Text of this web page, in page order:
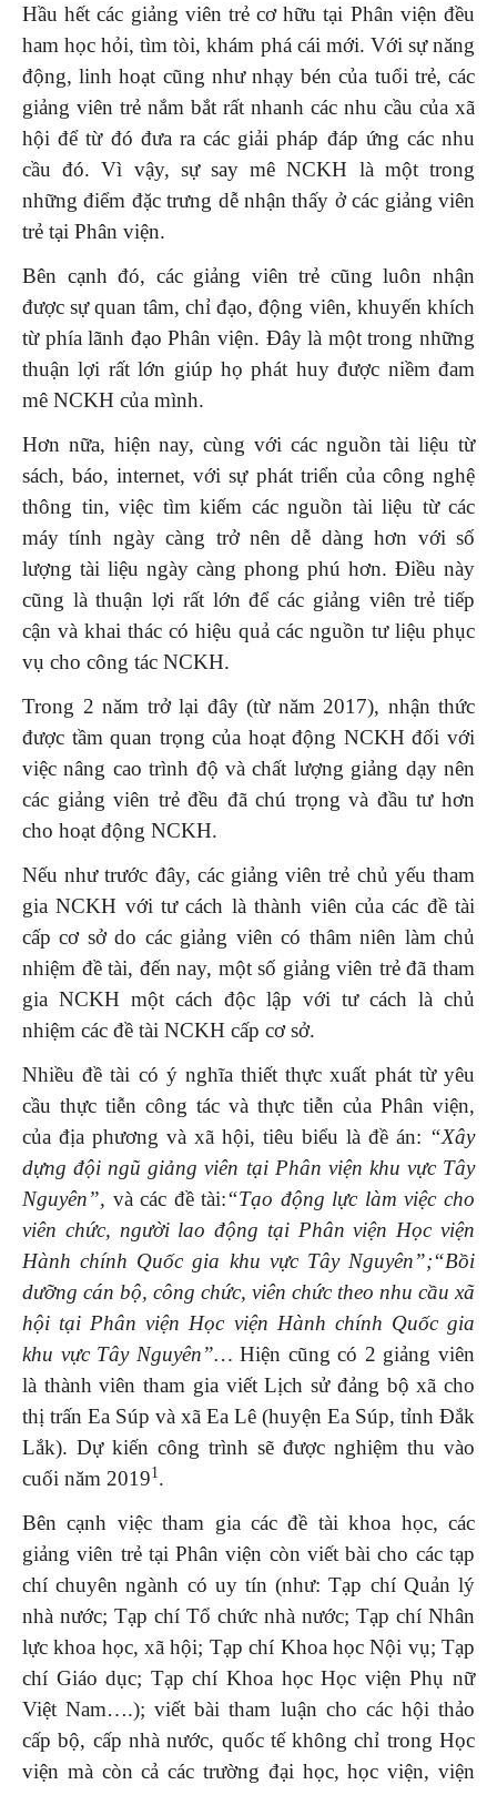
Hầu hết các giảng viên trẻ cơ hữu tại Phân viện đều
ham học hỏi, tìm tòi, khám phá cái mới. Với sự năng
động, linh hoạt cũng như nhạy bén của tuổi trẻ, các
giảng viên trẻ nắm bắt rất nhanh các nhu cầu của xã
hội để từ đó đưa ra các giải pháp đáp ứng các nhu
cầu đó. Vì vậy, sự say mê NCKH là một trong
những điểm đặc trưng dễ nhận thấy ở các giảng viên
trẻ tại Phân viện.
Bên cạnh đó, các giảng viên trẻ cũng luôn nhận
được sự quan tâm, chỉ đạo, động viên, khuyến khích
từ phía lãnh đạo Phân viện. Đây là một trong những
thuận lợi rất lớn giúp họ phát huy được niềm đam
mê NCKH của mình.
Hơn nữa, hiện nay, cùng với các nguồn tài liệu từ
sách, báo, internet, với sự phát triển của công nghệ
thông tin, việc tìm kiếm các nguồn tài liệu từ các
máy tính ngày càng trở nên dễ dàng hơn với số
lượng tài liệu ngày càng phong phú hơn. Điều này
cũng là thuận lợi rất lớn để các giảng viên trẻ tiếp
cận và khai thác có hiệu quả các nguồn tư liệu phục
vụ cho công tác NCKH.
Trong 2 năm trở lại đây (từ năm 2017), nhận thức
được tầm quan trọng của hoạt động NCKH đối với
việc nâng cao trình độ và chất lượng giảng dạy nên
các giảng viên trẻ đều đã chú trọng và đầu tư hơn
cho hoạt động NCKH.
Nếu như trước đây, các giảng viên trẻ chủ yếu tham
gia NCKH với tư cách là thành viên của các đề tài
cấp cơ sở do các giảng viên có thâm niên làm chủ
nhiệm đề tài, đến nay, một số giảng viên trẻ đã tham
gia NCKH một cách độc lập với tư cách là chủ
nhiệm các đề tài NCKH cấp cơ sở.
Nhiều đề tài có ý nghĩa thiết thực xuất phát từ yêu
cầu thực tiễn công tác và thực tiễn của Phân viện,
của địa phương và xã hội, tiêu biểu là đề án: “Xây
dựng đội ngũ giảng viên tại Phân viện khu vực Tây
Nguyên”, và các đề tài:“Tạo động lực làm việc cho
viên chức, người lao động tại Phân viện Học viện
Hành chính Quốc gia khu vực Tây Nguyên”;“Bồi
dưỡng cán bộ, công chức, viên chức theo nhu cầu xã
hội tại Phân viện Học viện Hành chính Quốc gia
khu vực Tây Nguyên”… Hiện cũng có 2 giảng viên
là thành viên tham gia viết Lịch sử đảng bộ xã cho
thị trấn Ea Súp và xã Ea Lê (huyện Ea Súp, tỉnh Đắk
Lắk). Dự kiến công trình sẽ được nghiệm thu vào
cuối năm 20191 .
Bên cạnh việc tham gia các đề tài khoa học, các
giảng viên trẻ tại Phân viện còn viết bài cho các tạp
chí chuyên ngành có uy tín (như: Tạp chí Quản lý
nhà nước; Tạp chí Tổ chức nhà nước; Tạp chí Nhân
lực khoa học, xã hội; Tạp chí Khoa học Nội vụ; Tạp
chí Giáo dục; Tạp chí Khoa học Học viện Phụ nữ
Việt Nam….); viết bài tham luận cho các hội thảo
cấp bộ, cấp nhà nước, quốc tế không chỉ trong Học
viện mà còn cả các trường đại học, học viện, viện